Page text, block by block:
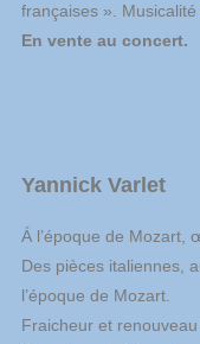
françaises ».
En vente au concert.
Yannick Varlet
Á l’époque de Mozart,
Des pièces italiennes,
l’époque de Mozart.
Fraicheur et